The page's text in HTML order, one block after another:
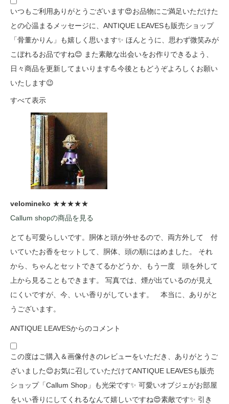
いつもご利用ありがとうございます😍お品物にご満足いただけた
との心温まるメッセージに、ANTIQUE LEAVESも販売ショップ
「骨董かりん」も嬉しく思います✨ ほんとうに、思わず微笑みが
こぼれるお品ですね😊 また素敵な出会いをお作りできるよう、
日々商品を更新してまいります💪今後ともどうぞよろしくお願い
いたします😉
すべて表示
velomineko ★★★★★
Callum shopの商品を見る
とても可愛らしいです。胴体と頭が外せるので、両方外して 付
いていたお香をセットして、胴体、頭の順にはめました。 それ
から、ちゃんとセットできてるかどうか、もう一度 頭を外して
上から見ることもできます。 写真では、煙が出ているのが見え
にくいですが、今、いい香りがしています。 本当に、ありがと
うございます。
ANTIQUE LEAVESからのコメント
この度はご購入＆画像付きのレビューをいただき、ありがとうご
ざいました😊お気に召していただけてANTIQUE LEAVESも販売
ショップ「Callum Shop」も光栄です✨ 可愛いオブジェがお部屋
をいい香りにしてくれるなんて嬉しいですね😍素敵です✨ 引き